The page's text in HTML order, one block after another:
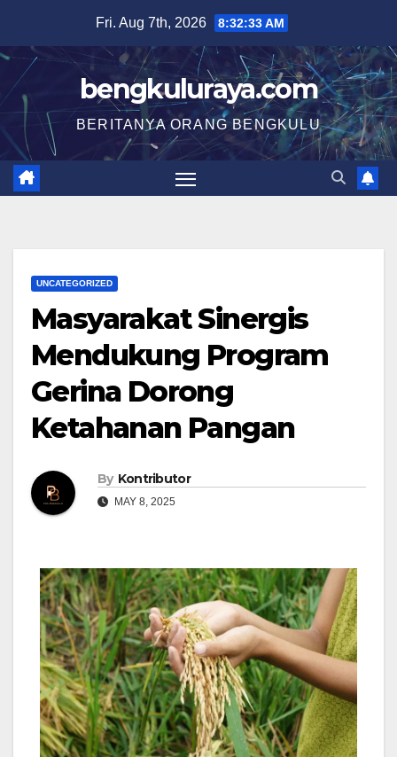
content
Fri. Aug 7th, 2026 8:32:34 AM
bengkuluraya.com
BERITANYA ORANG BENGKULU
UNCATEGORIZED
Masyarakat Sinergis
Mendukung Program
Gerina Dorong
Ketahanan Pangan
By Kontributor
MAY 8, 2025